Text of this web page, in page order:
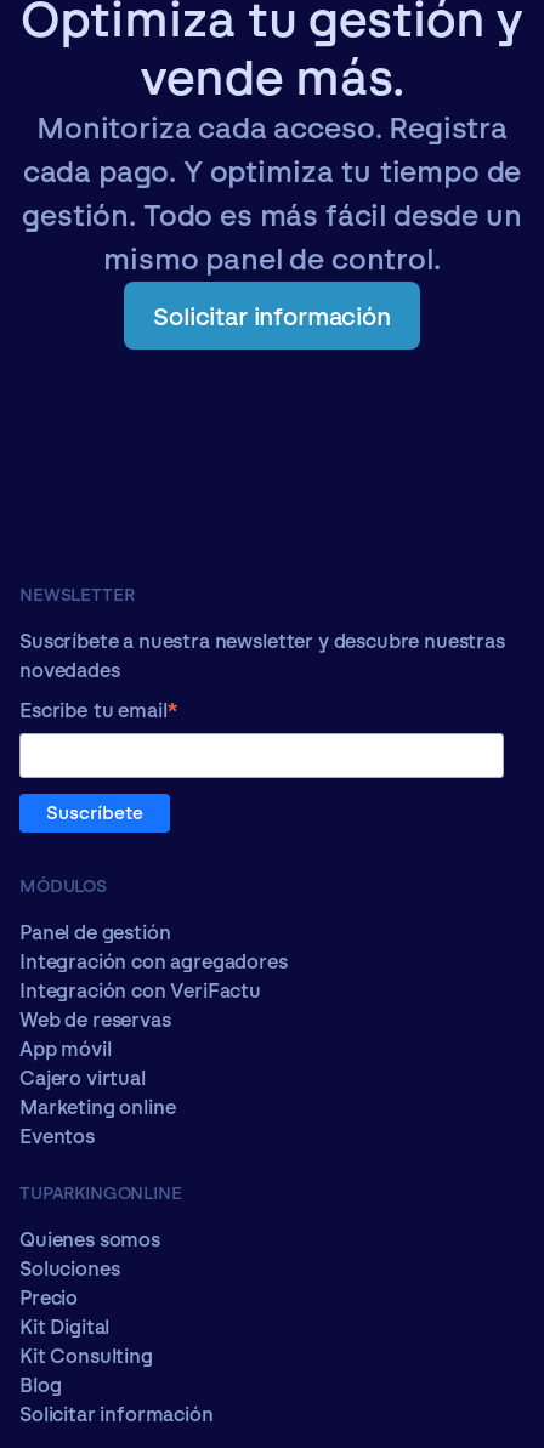
Optimiza tu gestión y
vende más.
Monitoriza cada acceso. Registra
cada pago. Y optimiza tu tiempo de
gestión. Todo es más fácil desde un
mismo panel de control.
Solicitar información
NEWSLETTER
Suscríbete a nuestra newsletter y descubre nuestras
novedades
Escribe tu email*
MÓDULOS
Panel de gestión
Integración con agregadores
Integración con VeriFactu
Web de reservas
App móvil
Cajero virtual
Marketing online
Eventos
TUPARKINGONLINE
Quienes somos
Soluciones
Precio
Kit Digital
Kit Consulting
Blog
Solicitar información